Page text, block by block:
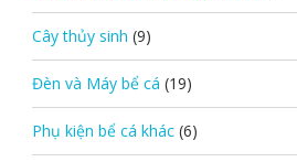
Cây thủy sinh (9)
Đèn và Máy bể cá (19)
Phụ kiện bể cá khác (6)